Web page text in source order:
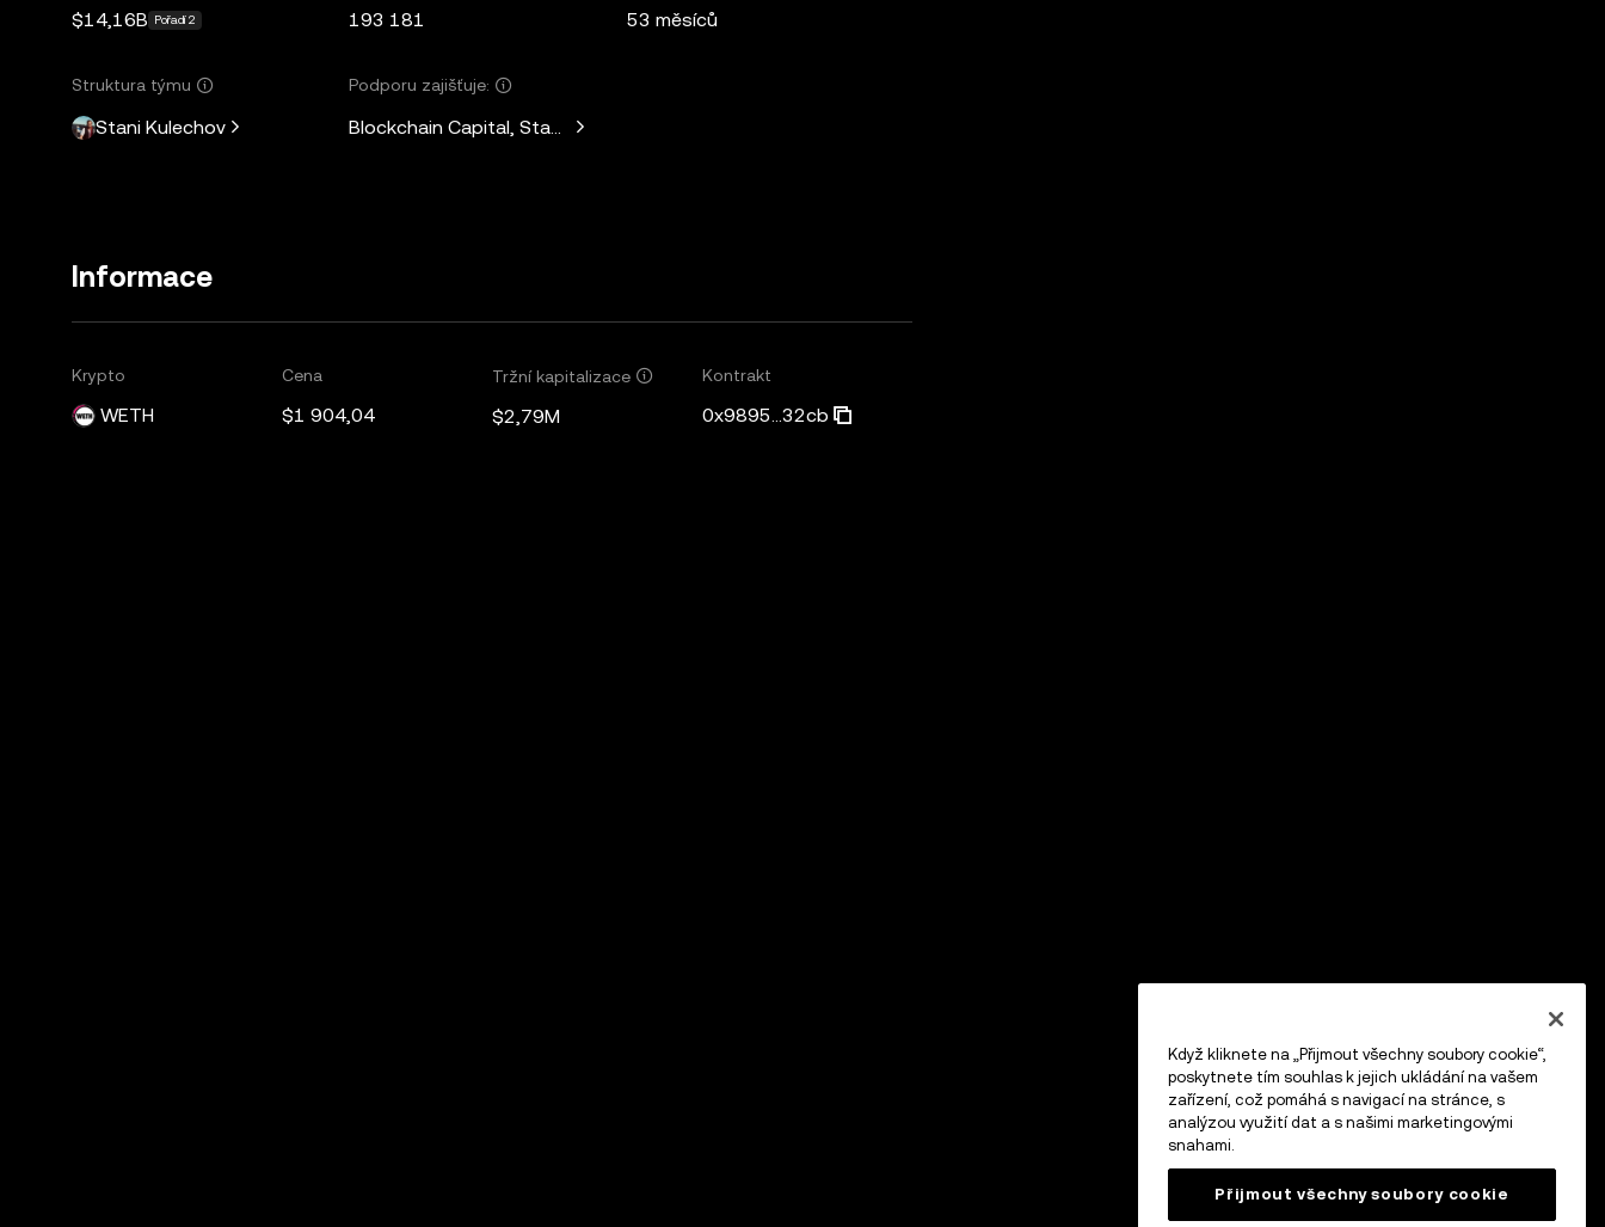
$14,16B Pořadí 2 193 181 53 měsíců
Struktura týmu
Stani Kulechov
Podporu zajišťuje:
Blockchain Capital, Standard Crypto, Blockchain.com
Informace
Krypto
WETH
Cena
$1 904,04
Tržní kapitalizace
$2,79M
Kontrakt
0x9895...32cb
Když kliknete na „Přijmout všechny soubory cookie“,
poskytnete tím souhlas k jejich ukládání na vašem
zařízení, což pomáhá s navigací na stránce, s
analýzou využití dat a s našimi marketingovými
snahami.
Přijmout všechny soubory cookie